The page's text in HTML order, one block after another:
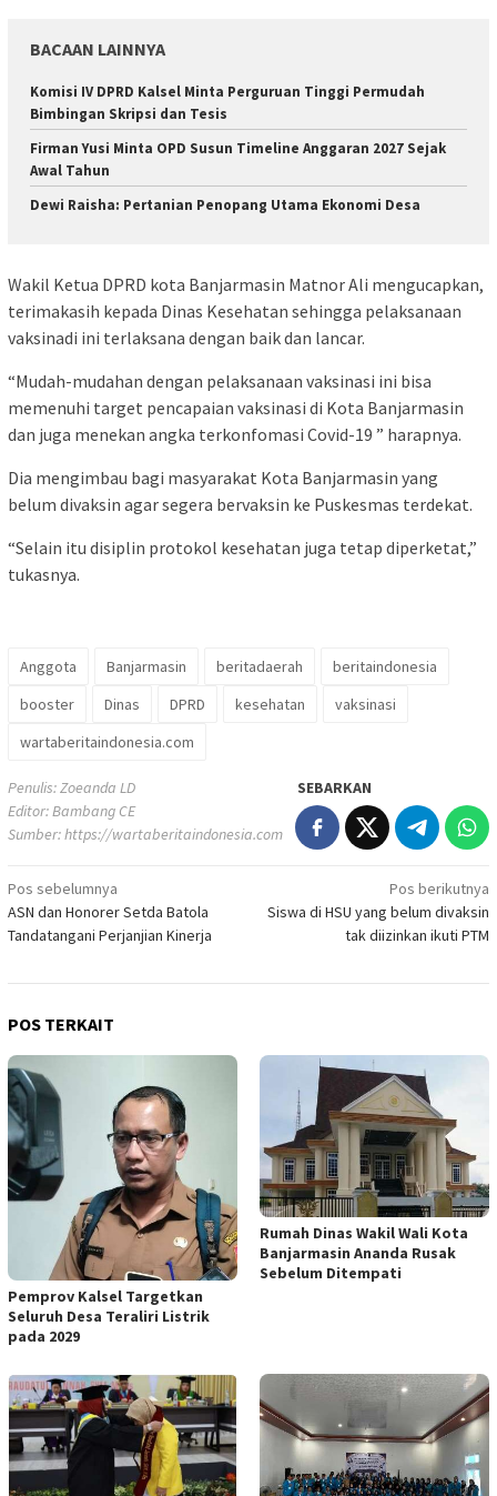
BACAAN LAINNYA
Komisi IV DPRD Kalsel Minta Perguruan Tinggi Permudah
Bimbingan Skripsi dan Tesis
Firman Yusi Minta OPD Susun Timeline Anggaran 2027 Sejak
Awal Tahun
Dewi Raisha: Pertanian Penopang Utama Ekonomi Desa
Wakil Ketua DPRD kota Banjarmasin Matnor Ali mengucapkan,
terimakasih kepada Dinas Kesehatan sehingga pelaksanaan
vaksinadi ini terlaksana dengan baik dan lancar.
“Mudah-mudahan dengan pelaksanaan vaksinasi ini bisa
memenuhi target pencapaian vaksinasi di Kota Banjarmasin
dan juga menekan angka terkonfomasi Covid-19 ” harapnya.
Dia mengimbau bagi masyarakat Kota Banjarmasin yang
belum divaksin agar segera bervaksin ke Puskesmas terdekat.
“Selain itu disiplin protokol kesehatan juga tetap diperketat,”
tukasnya.
Anggota Banjarmasin beritadaerah
beritaindonesia
booster
Dinas DPRD kesehatan
vaksinasi
wartaberitaindonesia.com
Penulis: Zoeanda LD
Editor: Bambang CE
Sumber:https://wartaberitaindonesia.com
SEBARKAN
Navigasi
pos
Pos sebelumnya
ASN dan Honorer Setda Batola
Tandatangani Perjanjian Kinerja
Pos berikutnya
Siswa di HSU yang belum divaksin
tak diizinkan ikuti PTM
POS TERKAIT
Pemprov Kalsel Targetkan
Seluruh Desa Teraliri Listrik
pada 2029
Rumah Dinas Wakil Wali Kota
Banjarmasin Ananda Rusak
Sebelum Ditempati